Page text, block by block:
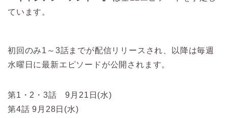
ています。
初回のみ1～3話までが配信リリースされ、以降は毎週
水曜日に最新エピソードが公開されます。
第1・2・3話 9月21日(水)
第4話 9月28日(水)